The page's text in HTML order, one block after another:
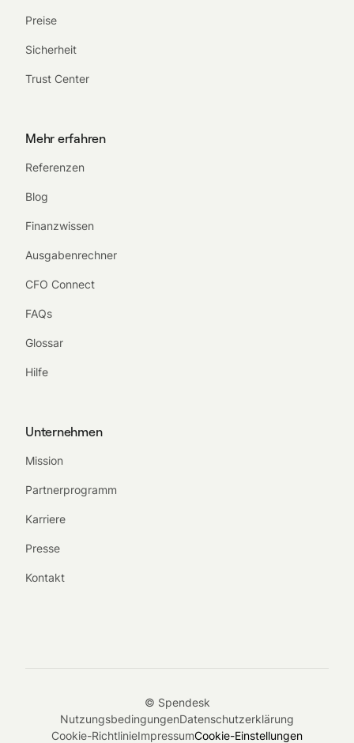
Preise
Sicherheit
Trust Center
Mehr erfahren
Referenzen
Blog
Finanzwissen
Ausgabenrechner
CFO Connect
FAQs
Glossar
Hilfe
Unternehmen
Mission
Partnerprogramm
Karriere
Presse
Kontakt
© Spendesk
NutzungsbedingungenDatenschutzerklärung
Cookie-RichtlinieImpressumCookie-Einstellungen